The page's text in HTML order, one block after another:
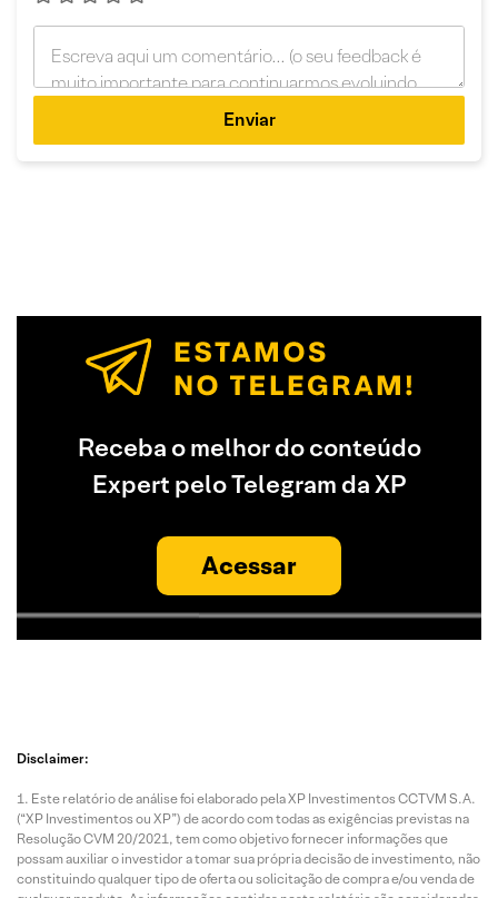
Enviar
Receba o melhor do conteúdo
Expert pelo Telegram da XP
Acessar
Disclaimer:
Este relatório de análise foi elaborado pela XP Investimentos CCTVM S.A.
(“XP Investimentos ou XP”) de acordo com todas as exigências previstas na
Resolução CVM 20/2021, tem como objetivo fornecer informações que
possam auxiliar o investidor a tomar sua própria decisão de investimento, não
constituindo qualquer tipo de oferta ou solicitação de compra e/ou venda de